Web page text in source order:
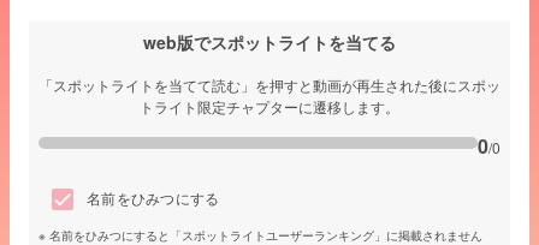
web版でスポットライトを当てる
「スポットライトを当てて読む」を押すと動画が再生された後にスポッ
トライト限定チャプターに遷移します。
0/0
名前をひみつにする
名前をひみつにすると「スポットライトユーザーランキング」に掲載されません